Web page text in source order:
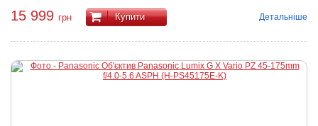
15 999 грн Купити Детальніше